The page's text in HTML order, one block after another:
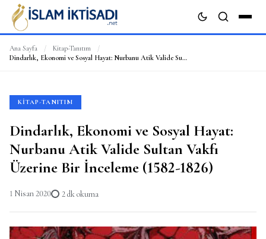
ARA
Ana Sayfa / Kitap-Tanıtım
/
Dindarlık, Ekonomi ve Sosyal Hayat: Nurbanu Atik Valide Sultan Vakfı Üzerine Bir İnceleme (1582-1826)
KITAP-TANITIM
Dindarlık, Ekonomi ve Sosyal Hayat:
Nurbanu Atik Valide Sultan Vakfı
Üzerine Bir İnceleme (1582-1826)
1 Nisan 2020 2 dk okuma